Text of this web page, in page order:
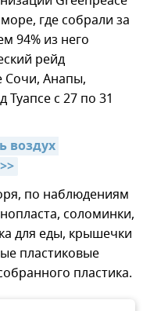
где собрали за
94% из него
рейд
Сочи, Анапы,
с 27 по 31
воздух
по наблюдениям
соломинки,
для еды, крышечки
пластиковые
пластика.